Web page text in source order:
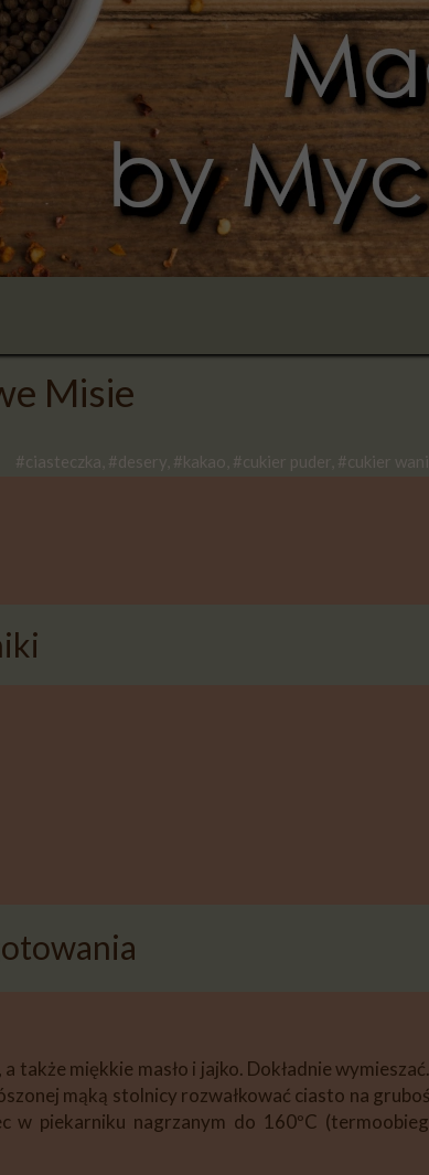
#ciasteczka, #desery, #kakao, #cukier puder, #cukier
Misie
miękkie masło i jajko. Dokładnie
mąką stolnicy rozwałkować ciasto na
w piekarniku nagrzanym do 160ºC